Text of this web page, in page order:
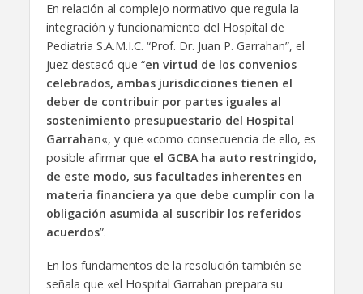
En relación al complejo normativo que regula la
integración y funcionamiento del Hospital de
Pediatria S.A.M.I.C. “Prof. Dr. Juan P. Garrahan”, el
juez destacó que “en virtud de los convenios
celebrados, ambas jurisdicciones tienen el
deber de contribuir por partes iguales al
sostenimiento presupuestario del Hospital
Garrahan«, y que «como consecuencia de ello, es
posible afirmar que el GCBA ha auto restringido,
de este modo, sus facultades inherentes en
materia financiera ya que debe cumplir con la
obligación asumida al suscribir los referidos
acuerdos”.
En los fundamentos de la resolución también se
señala que «el Hospital Garrahan prepara su